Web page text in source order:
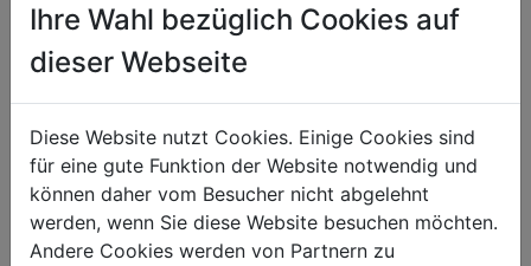
metal band saw
Ihre Wahl bezüglich Cookies auf
dieser Webseite
Diese Website nutzt Cookies. Einige Cookies sind
für eine gute Funktion der Website notwendig und
können daher vom Besucher nicht abgelehnt
werden, wenn Sie diese Website besuchen möchten.
Andere Cookies werden von Partnern zu